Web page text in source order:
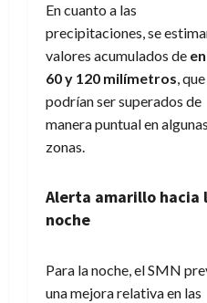
En cuanto a las
precipitaciones, se
valores acumulados de
60 y 120 milímetros, que
podrían ser superados de
manera puntual en algunas
zonas.
Alerta amarillo hacia
noche
Para la noche, el SMN
una mejora relativa en las